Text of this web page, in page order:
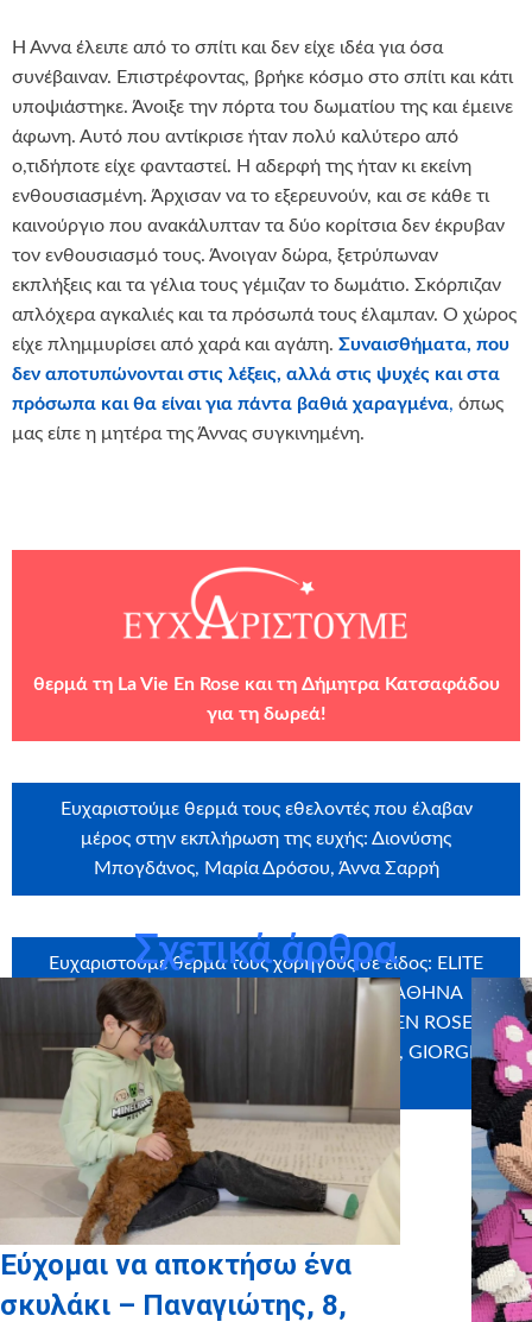
Η Άννα έλειπε από το σπίτι και δεν είχε ιδέα για όσα
συνέβαιναν. Επιστρέφοντας, βρήκε κόσμο στο σπίτι και κάτι
υποψιάστηκε. Άνοιξε την πόρτα του δωματίου της και έμεινε
άφωνη. Αυτό που αντίκρισε ήταν πολύ καλύτερο από
ο,τιδήποτε είχε φανταστεί. Η αδερφή της ήταν κι εκείνη
ενθουσιασμένη. Άρχισαν να το εξερευνούν, και σε κάθε τι
καινούργιο που ανακάλυπταν τα δύο κορίτσια δεν έκρυβαν
τον ενθουσιασμό τους. Άνοιγαν δώρα, ξετρύπωναν
εκπλήξεις και τα γέλια τους γέμιζαν το δωμάτιο. Σκόρπιζαν
απλόχερα αγκαλιές και τα πρόσωπά τους έλαμπαν. Ο χώρος
είχε πλημμυρίσει από χαρά και αγάπη. Συναισθήματα, που
δεν αποτυπώνονται στις λέξεις, αλλά στις ψυχές και στα
πρόσωπα και θα είναι για πάντα βαθιά χαραγμένα, όπως
μας είπε η μητέρα της Άννας συγκινημένη.
θερμά τη La Vie En Rose και τη Δήμητρα Κατσαφάδου
για τη δωρεά!
Ευχαριστούμε θερμά τους εθελοντές που έλαβαν
μέρος στην εκπλήρωση της ευχής: Διονύσης
Μπογδάνος, Μαρία Δρόσου, Άννα Σαρρή
Ευχαριστούμε θερμά τους χορηγούς σε είδος: ELITE
STROM, IKEA, CLICK AND DESIGN – ΑΘΗΝΑ
ΔΗΜΗΤΡΙΑΔΟΥ, VITEX, STICKY, LA VIE EN ROSE,
ΜΕΪΔΑΝΗΣ, EXPERT HELLAS, DOMINO’S, GIORGIO
pastry & catering, MYIKONA
Σχετικά άρθρα
Εύχομαι να αποκτήσω ένα
σκυλάκι – Παναγιώτης, 8,